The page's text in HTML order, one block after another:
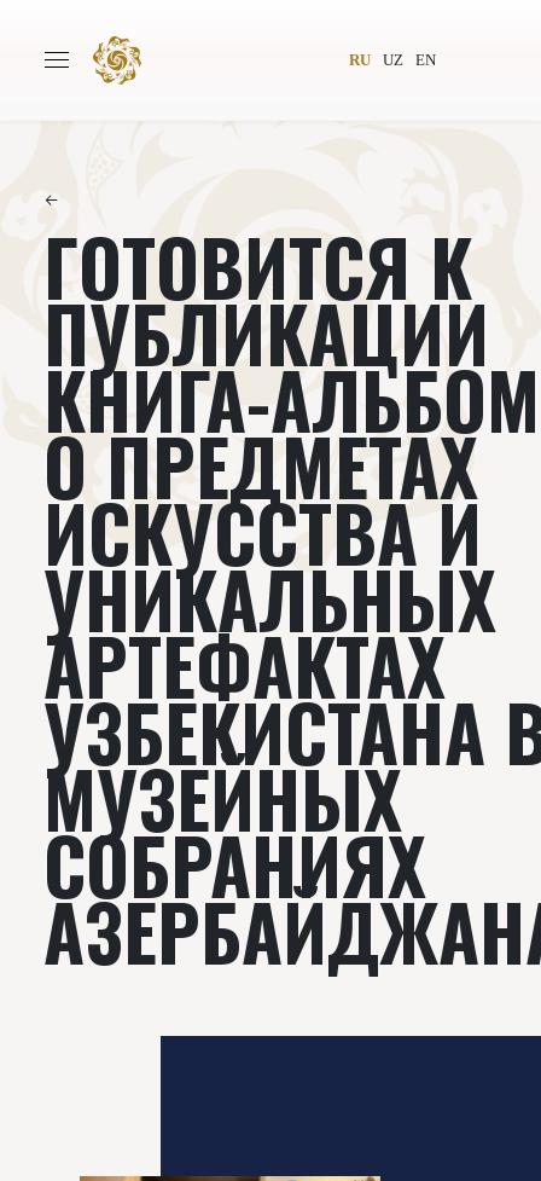
RU UZ EN
Всемирное общество
Издательство Новости
Проекты Подкасты
Книги Видеолекторий
←
ГОТОВИТСЯ К
ПУБЛИКАЦИИ
КНИГА-АЛЬБОМ
О ПРЕДМЕТАХ
ИСКУССТВА И
УНИКАЛЬНЫХ
АРТЕФАКТАХ
УЗБЕКИСТАНА
МУЗЕЙНЫХ
СОБРАНИЯХ